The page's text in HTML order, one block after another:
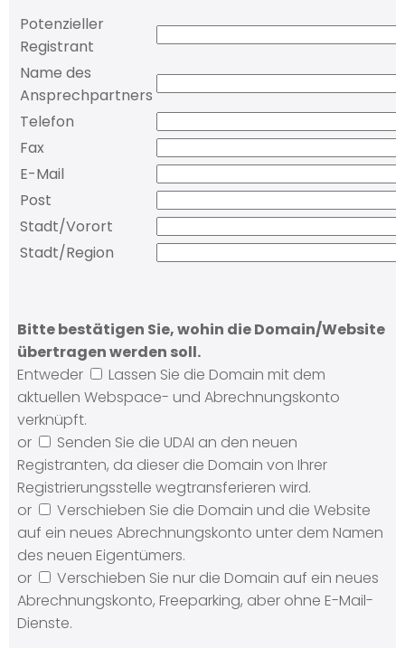
Potenzieller
Registrant
Name des
Ansprechpartners
Telefon
Fax
E-Mail
Post
Stadt/Vorort
Stadt/Region
Bitte bestätigen Sie, wohin die Domain/Website
übertragen werden soll.
Entweder
Lassen Sie die Domain mit dem
aktuellen Webspace- und Abrechnungskonto
verknüpft.
or
Senden Sie die UDAI an den neuen
Registranten, da dieser die Domain von Ihrer
Registrierungsstelle wegtransferieren wird.
or
Verschieben Sie die Domain und die Website
auf ein neues Abrechnungskonto unter dem Namen
des neuen Eigentümers.
or
Verschieben Sie nur die Domain auf ein neues
Abrechnungskonto, Freeparking, aber ohne E-Mail-
Dienste.